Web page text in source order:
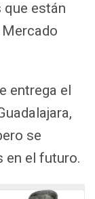
que están
entrega el
se
en el futuro.